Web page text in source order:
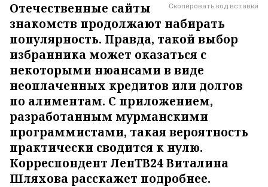
Скопировать код вставки
Отечественные сайты
знакомств продолжают набирать
популярность. Правда, такой выбор
избранника может оказаться с
некоторыми нюансами в виде
неоплаченных кредитов или долгов
по алиментам. С приложением,
разработанным мурманскими
программистами, такая вероятность
практически сводится к нулю.
Корреспондент ЛенТВ24 Виталина
Шляхова расскажет подробнее.